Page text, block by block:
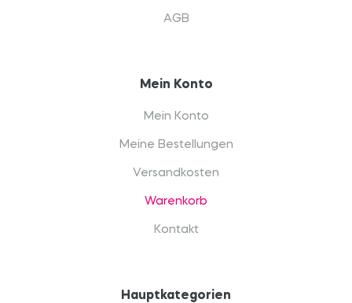
AGB
Mein Konto
Mein Konto
Meine Bestellungen
Versandkosten
Warenkorb
Kontakt
Hauptkategorien